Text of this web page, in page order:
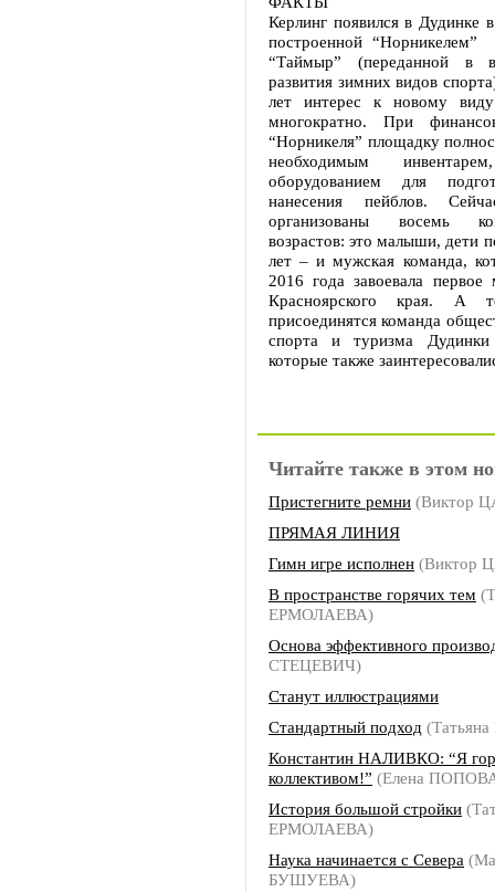
Керлинг появился в Дудинке
построенной
“Таймыр” (переданной в
развития зимних видов
лет интерес к новому
многократно. При
“Норникеля” площадку
необходимым
оборудованием для
нанесения пейблов.
организованы восемь
возрастов: это малыши, дети
лет – и мужская команда,
2016 года завоевала
Красноярского края. А
присоединятся команда
спорта и туризма
которые также
Читайте также в этом
Пристегните ремни (Виктор
ПРЯМАЯ ЛИНИЯ
Гимн игре исполнен (Виктор
В пространстве горячих тем
ЕРМОЛАЕВА)
Основа эффективного
СТЕЦЕВИЧ)
Станут иллюстрациями
Стандартный подход
Константин НАЛИВКО: “Я
коллективом!” (Елена
История большой стройки
ЕРМОЛАЕВА)
Наука начинается с Севера
БУШУЕВА)